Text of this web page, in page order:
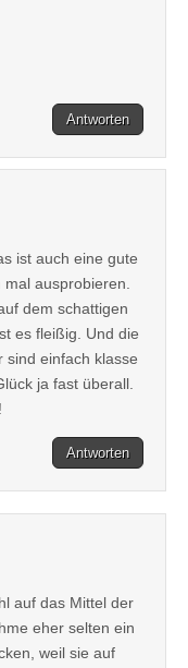
Antworten
ist auch eine gute
ausprobieren.
dem schattigen
es fleißig. Und die
sind einfach klasse
ja fast überall.
Antworten
auf das Mittel der
eher selten ein
weil sie auf